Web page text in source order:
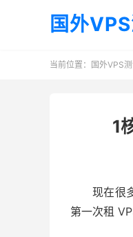
国外
当前位置： 国外VPS
1
现在很
第一次租